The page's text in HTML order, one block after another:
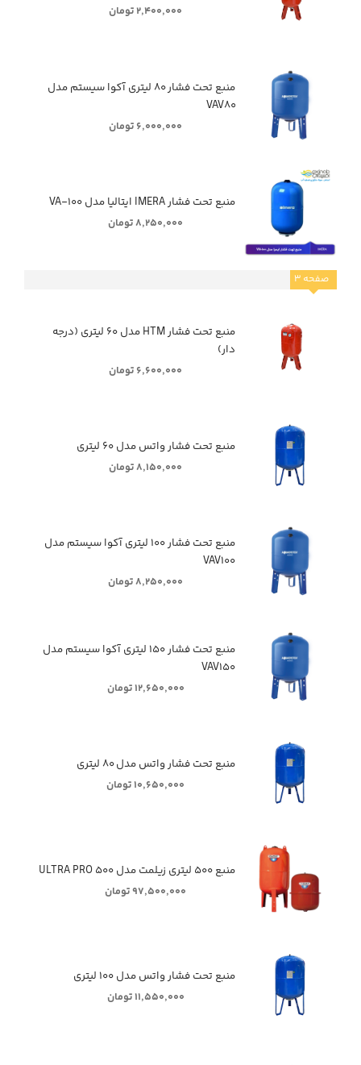
۲,۴۰۰,۰۰۰ تومان
منبع تحت فشار ۸۰ لیتری آکوا سیستم مدل
VAV۸۰
۶,۰۰۰,۰۰۰ تومان
منبع تحت فشار IMERA ایتالیا مدل VA-۱۰۰
۸,۲۵۰,۰۰۰ تومان
صفحه ۳
منبع تحت فشار HTM مدل ۶۰ لیتری (درجه
دار)
۶,۶۰۰,۰۰۰ تومان
منبع تحت فشار واتس مدل ۶۰ لیتری
۸,۱۵۰,۰۰۰ تومان
منبع تحت فشار ۱۰۰ لیتری آکوا سیستم مدل
VAV۱۰۰
۸,۲۵۰,۰۰۰ تومان
منبع تحت فشار ۱۵۰ لیتری آکوا سیستم مدل
VAV۱۵۰
۱۲,۶۵۰,۰۰۰ تومان
منبع تحت فشار واتس مدل ۸۰ لیتری
۱۰,۶۵۰,۰۰۰ تومان
منبع ۵۰۰ لیتری زیلمت مدل ULTRA PRO ۵۰۰
۹۷,۵۰۰,۰۰۰ تومان
منبع تحت فشار واتس مدل ۱۰۰ لیتری
۱۱,۵۵۰,۰۰۰ تومان